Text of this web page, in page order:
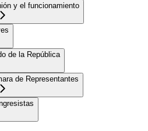
y el funcionamiento
de la República
de Representantes